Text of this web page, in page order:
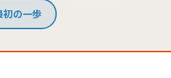
初の一歩